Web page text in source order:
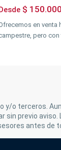
$
en
pero
y/o terceros.
sin previo
antes de